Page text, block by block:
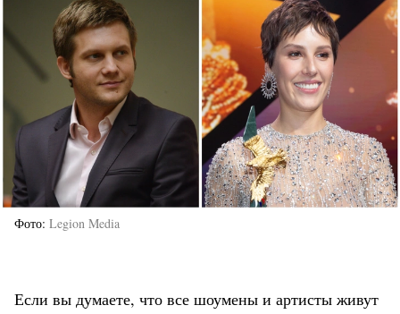
Фото Legion Media
Если вы думаете, что все шоумены и артисты живут